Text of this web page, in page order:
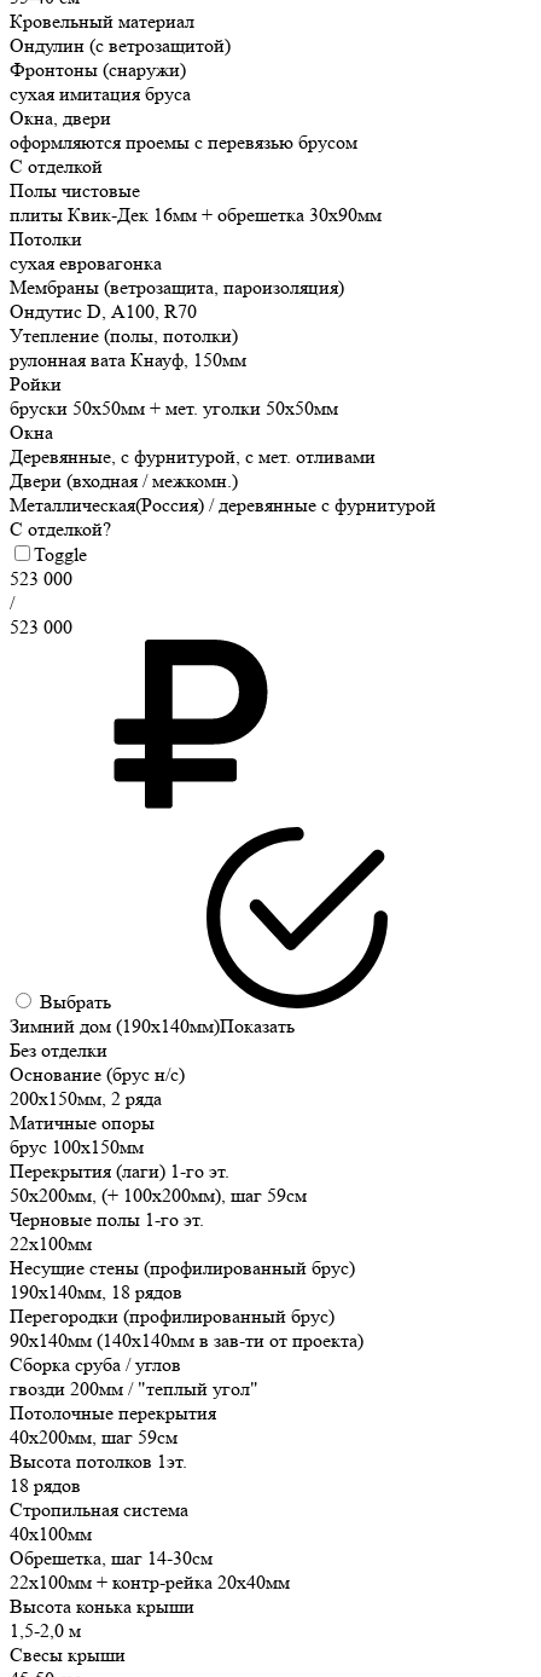
Кровельный материал
Ондулин (с ветрозащитой)
Фронтоны (снаружи)
сухая имитация бруса
Окна, двери
оформляются проемы с перевязью брусом
С отделкой
Полы чистовые
плиты Квик-Дек 16мм + обрешетка 30х90мм
Потолки
сухая евровагонка
Мембраны (ветрозащита, пароизоляция)
Ондутис D, А100, R70
Утепление (полы, потолки)
рулонная вата Кнауф, 150мм
Ройки
бруски 50х50мм + мет. уголки 50х50мм
Окна
Деревянные, с фурнитурой, с мет. отливами
Двери (входная / межкомн.)
Металлическая(Россия) / деревянные с фурнитурой
С отделкой?
Toggle
523 000
/
523 000
Выбрать
Зимний дом (190х140мм)Показать
Без отделки
Основание (брус н/с)
200х150мм, 2 ряда
Матичные опоры
брус 100х150мм
Перекрытия (лаги) 1-го эт.
50х200мм, (+ 100х200мм), шаг 59см
Черновые полы 1-го эт.
22х100мм
Несущие стены (профилированный брус)
190х140мм, 18 рядов
Перегородки (профилированный брус)
90х140мм (140х140мм в зав-ти от проекта)
Сборка сруба / углов
гвозди 200мм / "теплый угол"
Потолочные перекрытия
40х200мм, шаг 59см
Высота потолков 1эт.
18 рядов
Стропильная система
40х100мм
Обрешетка, шаг 14-30см
22х100мм + контр-рейка 20х40мм
Высота конька крыши
1,5-2,0 м
Свесы крыши